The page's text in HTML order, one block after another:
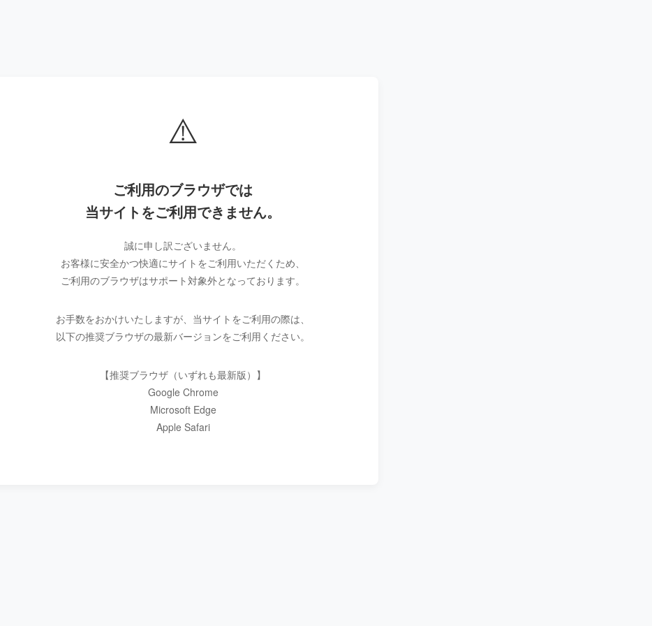
⚠️
ご利用のブラウザでは
当サイトをご利用できません。
誠に申し訳ございません。
お客様に安全かつ快適にサイトをご利用いただくため、
ご利用のブラウザはサポート対象外となっております。
お手数をおかけいたしますが、当サイトをご利用の際は、
以下の推奨ブラウザの最新バージョンをご利用ください。
【推奨ブラウザ（いずれも最新版）】
Google Chrome
Microsoft Edge
Apple Safari